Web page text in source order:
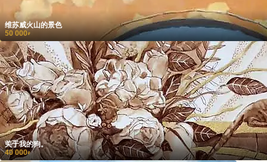
维苏威火山的景色
50 000₽
关于我的狗。
40 000₽